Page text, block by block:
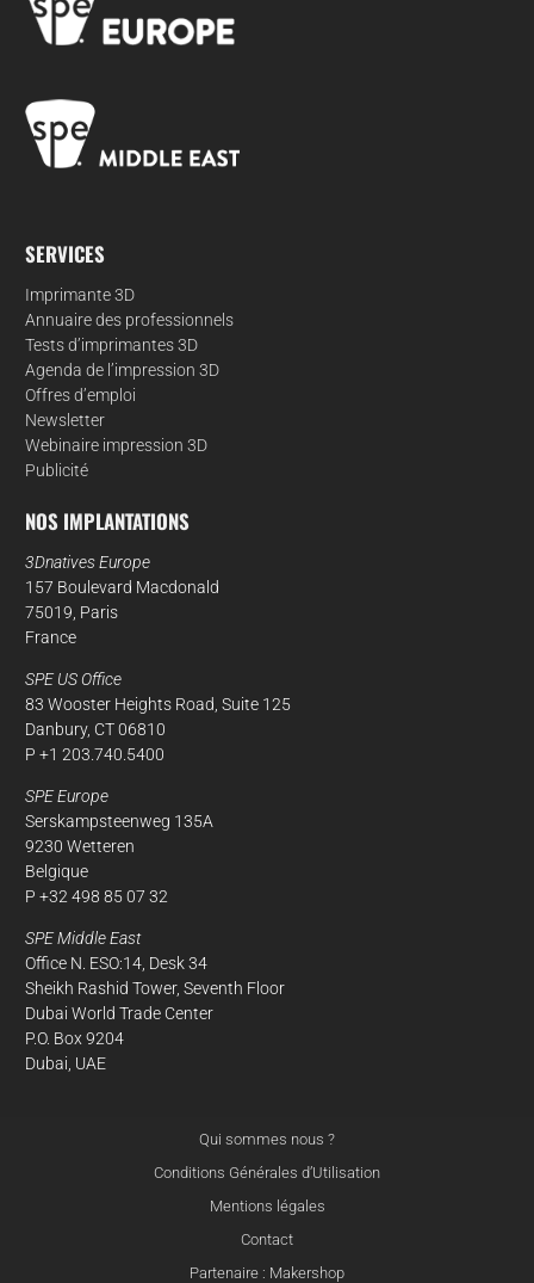
SERVICES
Imprimante 3D
Annuaire des professionnels
Tests d’imprimantes 3D
Agenda de l’impression 3D
Offres d’emploi
Newsletter
Webinaire impression 3D
Publicité
NOS IMPLANTATIONS
3Dnatives Europe
157 Boulevard Macdonald
75019, Paris
France
SPE US Office
83 Wooster Heights Road, Suite 125
Danbury, CT 06810
P +1 203.740.5400
SPE Europe
Serskampsteenweg 135A
9230 Wetteren
Belgique
P +32 498 85 07 32
SPE Middle East
Office N. ESO:14, Desk 34
Sheikh Rashid Tower, Seventh Floor
Dubai World Trade Center
P.O. Box 9204
Dubai, UAE
Qui sommes nous ?
Conditions Générales d’Utilisation
Mentions légales
Contact
Partenaire : Makershop